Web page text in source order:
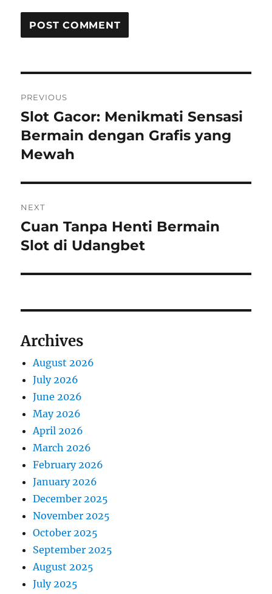
navigation
PREVIOUS
Previous
post:
Slot Gacor: Menikmati Sensasi
Bermain dengan Grafis yang
Mewah
NEXT
Next
post:
Cuan Tanpa Henti Bermain
Slot di Udangbet
Archives
August 2026
July 2026
June 2026
May 2026
April 2026
March 2026
February 2026
January 2026
December 2025
November 2025
October 2025
September 2025
August 2025
July 2025